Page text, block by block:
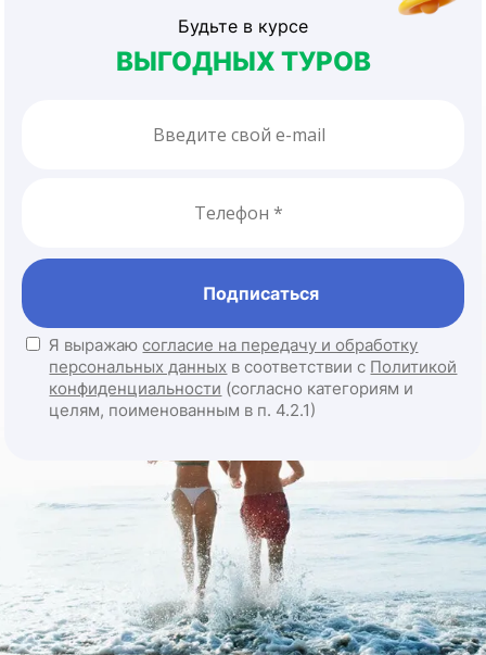
Будьте в курсе
ВЫГОДНЫХ ТУРОВ
Подписаться
Я выражаюсогласие на передачу и обработку
персональных данных в соответствии с Политикой
конфиденциальности (согласно категориям и
целям, поименованным в п. 4.2.1)